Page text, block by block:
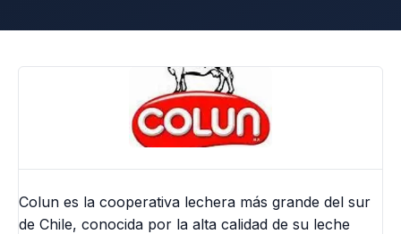
Colun es la cooperativa lechera más grande del sur
de Chile, conocida por la alta calidad de su leche